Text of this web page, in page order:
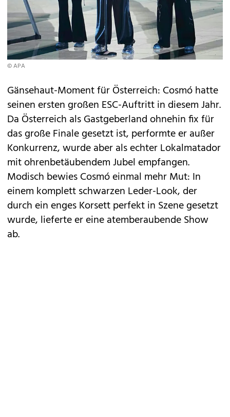
© APA
Gänsehaut-Moment für Österreich: Cosmó hatte
seinen ersten großen ESC-Auftritt in diesem Jahr.
Da Österreich als Gastgeberland ohnehin fix für
das große Finale gesetzt ist, performte er außer
Konkurrenz, wurde aber als echter Lokalmatador
mit ohrenbetäubendem Jubel empfangen.
Modisch bewies Cosmó einmal mehr Mut: In
einem komplett schwarzen Leder-Look, der
durch ein enges Korsett perfekt in Szene gesetzt
wurde, lieferte er eine atemberaubende Show
ab.